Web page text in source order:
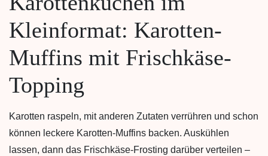
Kleinformat: Karotten-
Muffins mit Frischkäse-
Topping
Karotten raspeln, mit anderen Zutaten verrühren und schon
können leckere Karotten-Muffins backen. Auskühlen
lassen, dann das Frischkäse-Frosting darüber verteilen –